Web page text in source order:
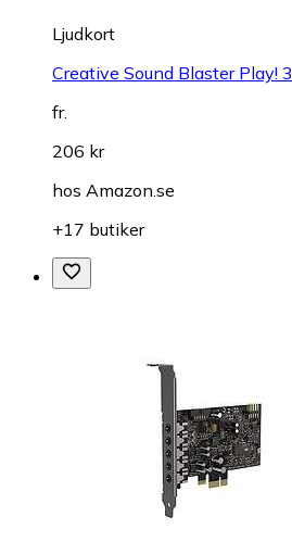
Ljudkort
Creative Sound Blaster Play! 3
fr.
206 kr
hos Amazon.se
+17 butiker